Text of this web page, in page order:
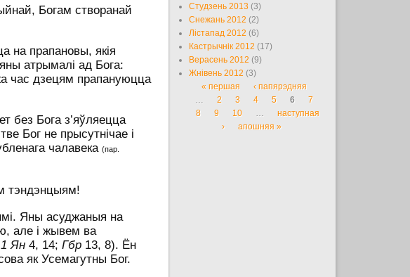
Богам створанай
на прапановы, якія
атрымалі ад Бога:
час дзецям прапануюцца
без Бога з’яўляецца
Бог не прысутнічае і
чалавека (пар.
тэндэнцыям!
Яны асуджаныя на
але і жывем ва
1 Ян4, 14; Гбр13, 8). Ён
як Усемагутны Бог.
Студзень 2013 (3)
Снежань 2012 (2)
Лістапад 2012 (6)
Кастрычнік 2012 (17)
Верасень 2012 (9)
Жнівень 2012 (3)
Старонкі
« першая
‹ папярэдняя
…
2 3 4 5 6
7
8
9 10 …
наступная
›
апошняя »